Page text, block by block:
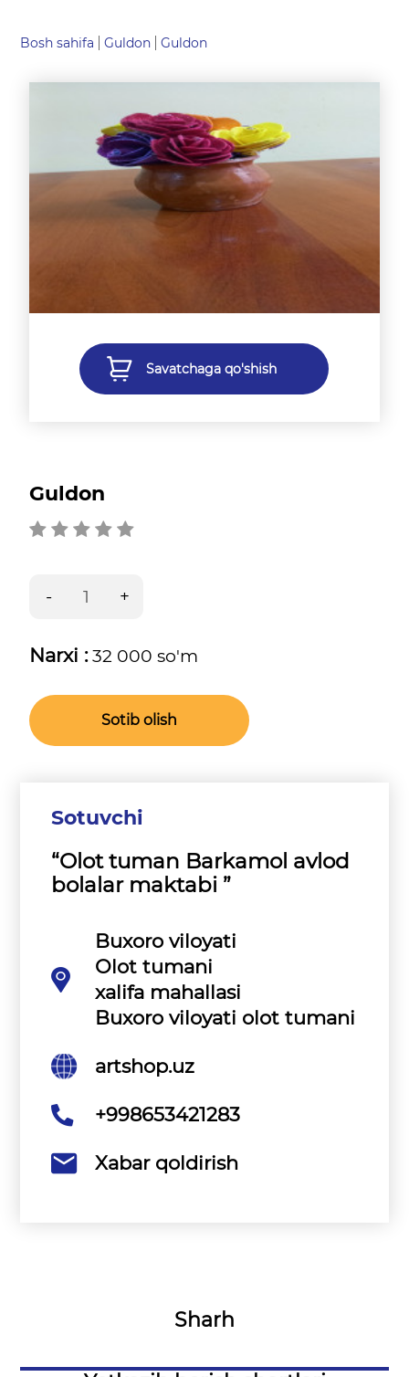
Bosh sahifa Guldon Guldon
Savatchaga qo'shish
Guldon
Narxi :32 000 so'm
Sotib olish
Sotuvchi
“Olot tuman Barkamol avlod
bolalar maktabi ”
Buxoro viloyati
Olot tumani
xalifa mahallasi
Buxoro viloyati olot tumani
artshop.uz
+998653421283
Xabar qoldirish
Sharh